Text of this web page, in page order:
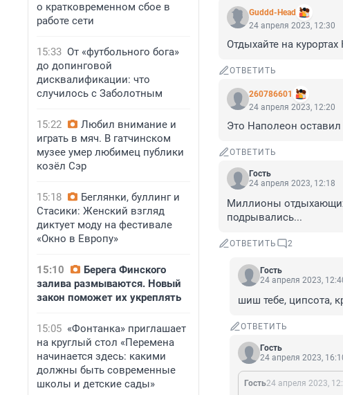
о кратковременном сбое в
работе сети
15:33 От «футбольного бога»
до допинговой
дисквалификации: что
случилось с Заболотным
15:22
Любил внимание и
играть в мяч. В гатчинском
музее умер любимец публики
козёл Сэр
15:18
Беглянки, буллинг и
Стасики: Женский взгляд
диктует моду на фестивале
«Окно в Европу»
15:10
Берега Финского
залива размываются. Новый
закон поможет их укреплять
15:05 «Фонтанка» приглашает
на круглый стол «Перемена
начинается здесь: какими
должны быть современные
школы и детские сады»
Guddd-Head
24 апреля 2023, 12:30
Отдыхайте на
ОТВЕТИТЬ
260786601
24 апреля 2023, 12:20
Это Наполеон оставил
ОТВЕТИТЬ
Гость
24 апреля 2023, 12:18
Миллионы
подрывались...
ОТВЕТИТЬ 2
Гость
24 апреля 2023,
шиш тебе, ципсота,
ОТВЕТИТЬ
Гость
24 апреля 2023,
Гость24 апреля 2023,